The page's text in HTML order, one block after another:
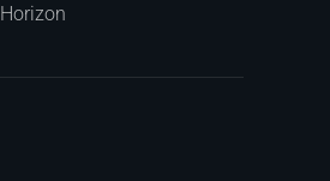
Horizon